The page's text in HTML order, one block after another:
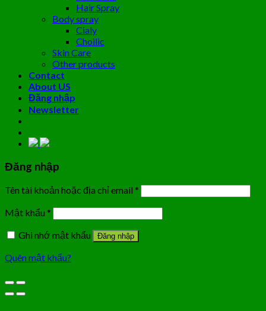
Hair Spray
Body spray
Cialy
Choilic
Skin Care
Other products
Contact
About US
Đăng nhập
Newsletter
Đăng nhập
Tên tài khoản hoặc địa chỉ email *
Mật khẩu *
Ghi nhớ mật khẩu
Đăng nhập
Quên mật khẩu?